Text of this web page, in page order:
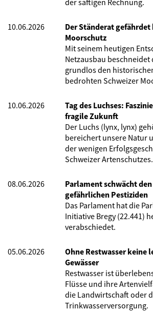
der saftigen Rechnung.
10.06.2026
Der Ständerat
Moorschutz
Mit seinem heutigen
Netzausbau
grundlos den
bedrohten Schweizer
10.06.2026
Tag des Luchses:
fragile Zukunft
Der Luchs (lynx, lynx)
bereichert unsere Natur
der wenigen
Schweizer Artenschutzes.
08.06.2026
Parlament schwächt
gefährlichen Pestiziden
Das Parlament hat die
Initiative Bregy (22.441)
verabschiedet.
05.06.2026
Ohne Restwasser keine
Gewässer
Restwasser ist
Flüsse und ihre
die Landwirtschaft oder
Trinkwasserversorgung.